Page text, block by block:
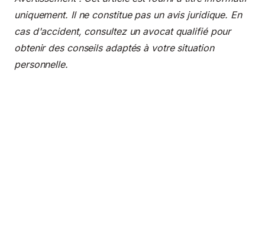
uniquement. Il ne constitue pas un avis juridique. En
cas d'accident, consultez un avocat qualifié pour
obtenir des conseils adaptés à votre situation
personnelle.